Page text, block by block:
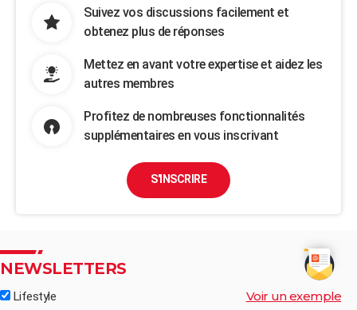
Suivez vos discussions facilement et
obtenez plus de réponses
Mettez en avant votre expertise et aidez les
autres membres
Profitez de nombreuses fonctionnalités
supplémentaires en vous inscrivant
S'INSCRIRE
NEWSLETTERS
Lifestyle Voir un exemple